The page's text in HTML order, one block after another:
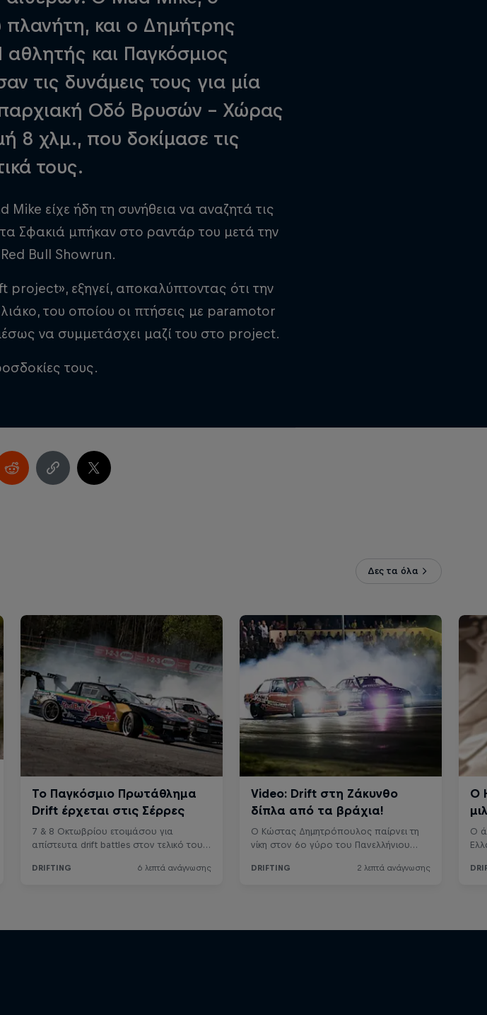
και ο Δημήτρης
και Παγκόσμιος
τις δυνάμεις τους για μία
Οδό Βρυσών - Χώρας
8 χλμ., που δοκίμασε τις
τους.
είχε ήδη τη συνήθεια να αναζητά τις
Σφακιά μπήκαν στο ραντάρ του μετά την
Bull Showrun.
project», εξηγεί, αποκαλύπτοντας ότι την
του οποίου οι πτήσεις με paramotor
να συμμετάσχει μαζί του στο project.
τους.
Δες τα όλα